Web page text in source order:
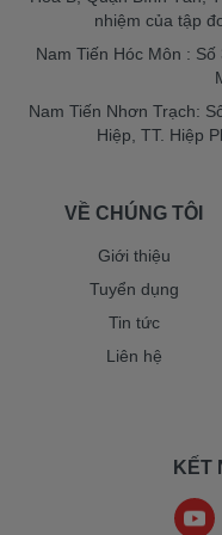
nhiệm của tập
Nam Tiến Hóc Môn :
Nam Tiến Nhơn Trạch:
Hiệp, TT. Hiệp
VỀ CHÚNG TÔI
Giới thiệu
Tuyển dụng
Tin tức
Liên hệ
KẾT